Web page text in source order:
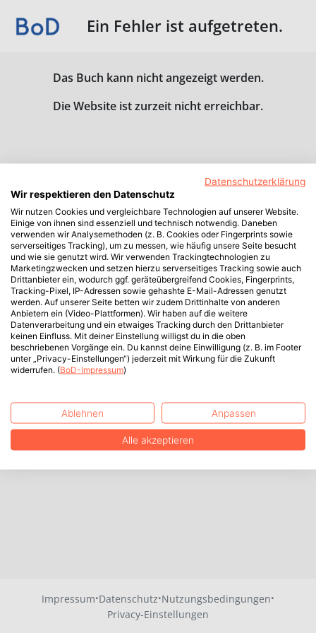
Ein Fehler ist aufgetreten.
Das Buch kann nicht angezeigt werden.
Die Website ist zurzeit nicht erreichbar.
Impressum·Datenschutz·Nutzungsbedingungen·
Privacy-Einstellungen
Datenschutzerklärung
Wir respektieren den Datenschutz
Wir nutzen Cookies und vergleichbare Technologien auf unserer Website.
Einige von ihnen sind essenziell und technisch notwendig. Daneben
verwenden wir Analysemethoden (z. B. Cookies oder Fingerprints sowie
serverseitiges Tracking), um zu messen, wie häufig unsere Seite besucht
und wie sie genutzt wird. Wir verwenden Trackingtechnologien zu
Marketingzwecken und setzen hierzu serverseitiges Tracking sowie auch
Drittanbieter ein, wodurch ggf. geräteübergreifend Cookies, Fingerprints,
Tracking-Pixel, IP-Adressen sowie gehashte E-Mail-Adressen genutzt
werden. Auf unserer Seite betten wir zudem Drittinhalte von anderen
Anbietern ein (Video-Plattformen). Wir haben auf die weitere
Datenverarbeitung und ein etwaiges Tracking durch den Drittanbieter
keinen Einfluss. Mit deiner Einstellung willigst du in die oben
beschriebenen Vorgänge ein. Du kannst deine Einwilligung (z. B. im Footer
unter „Privacy-Einstellungen“) jederzeit mit Wirkung für die Zukunft
widerrufen. (BoD-Impressum)
Ablehnen Anpassen
Alle akzeptieren